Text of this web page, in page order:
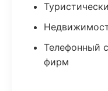
Телефонный
фирм